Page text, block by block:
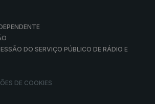
DO SERVIÇO PÚBLICO DE RÁDIO E
DE COOKIES